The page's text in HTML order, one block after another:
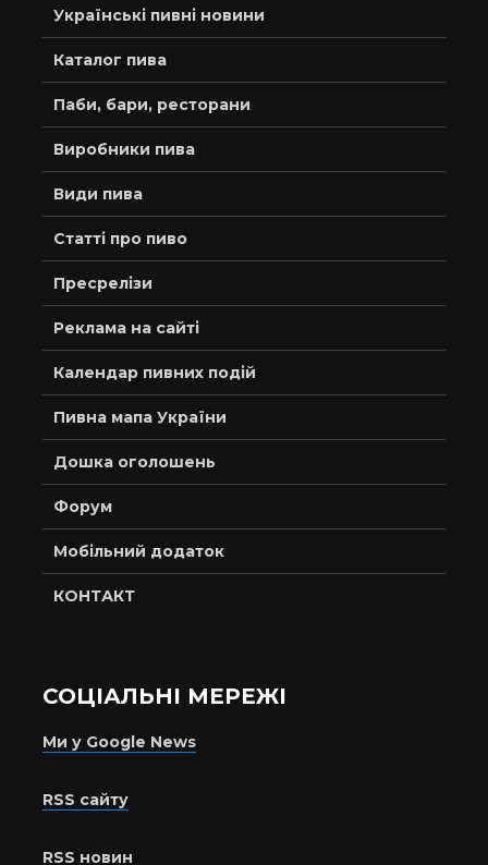
Українські пивні новини
Каталог пива
Паби, бари, ресторани
Виробники пива
Види пива
Статті про пиво
Пресрелізи
Реклама на сайті
Календар пивних подій
Пивна мапа України
Дошка оголошень
Форум
Мобільний додаток
КОНТАКТ
СОЦІАЛЬНІ МЕРЕЖІ
Ми у Google News
RSS сайту
RSS новин